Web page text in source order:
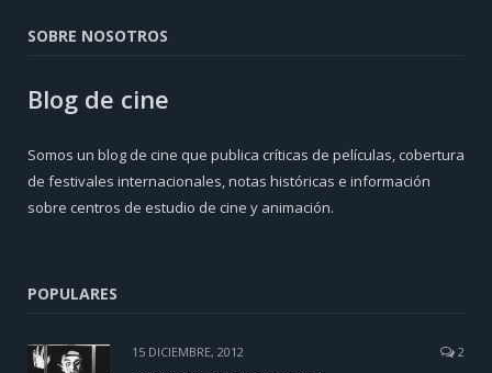
SOBRE NOSOTROS
Blog de cine
Somos un blog de cine que publica críticas de películas, cobertura
de festivales internacionales, notas históricas e información
sobre centros de estudio de cine y animación.
POPULARES
15 DICIEMBRE, 2012 2